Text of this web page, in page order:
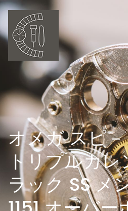
内
を
ス
岡山の
オーバ
ル ウ
人
オメガ スピ
トリプルカ
ラック SS メ